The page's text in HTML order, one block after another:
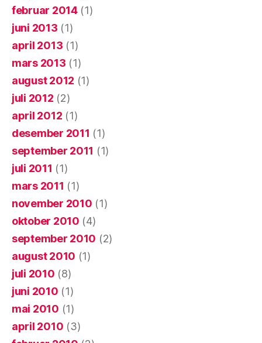
februar 2014(1)
juni 2013 (1)
april 2013 (1)
mars 2013 (1)
august 2012 (1)
juli 2012 (2)
april 2012 (1)
desember 2011 (1)
september 2011 (1)
juli 2011 (1)
mars 2011 (1)
november 2010 (1)
oktober 2010 (4)
september 2010 (2)
august 2010 (1)
juli 2010 (8)
juni 2010 (1)
mai 2010 (1)
april 2010 (3)